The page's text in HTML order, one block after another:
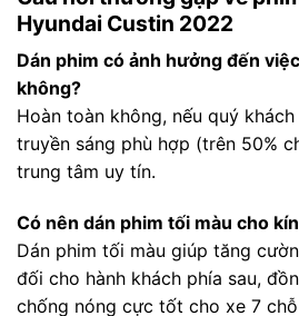
Hyundai Custin 2022
Dán phim có ảnh hưởng đến
không?
Hoàn toàn không, nếu quý
truyền sáng phù hợp (trên 50%
trung tâm uy tín.
Có nên dán phim tối màu cho
Dán phim tối màu giúp tăng
đối cho hành khách phía sau,
chống nóng cực tốt cho xe 7